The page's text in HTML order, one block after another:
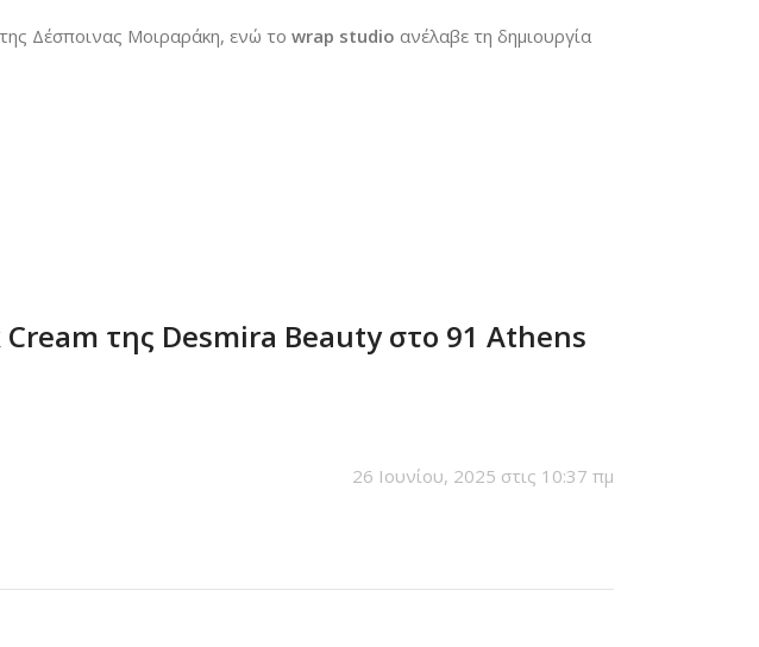
Δέσποινας Μοιραράκη, ενώ το wrap studio ανέλαβε τη δημιουργία
της Desmira Beauty στο 91 Athens
26 Ιουνίου, 2025 στις 10:37 πμ